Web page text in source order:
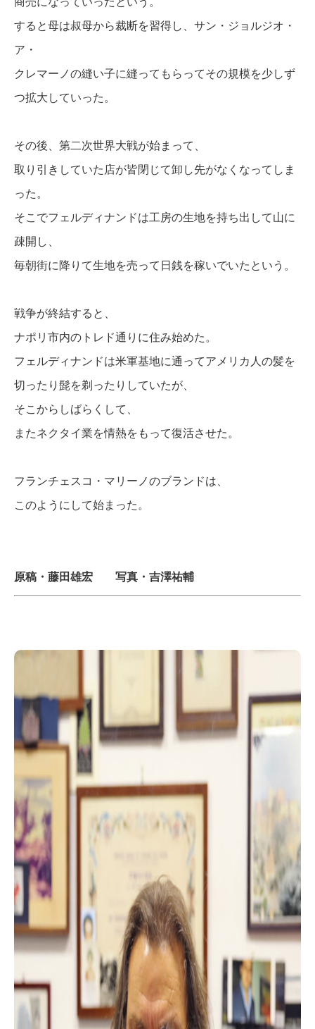
すると母は叔母から裁断を習得し、サン・ジョルジオ・
ア・
クレマーノの縫い子に縫ってもらってその規模を少しず
つ拡大していった。
その後、第二次世界大戦が始まって、
取り引きしていた店が皆閉じて卸し先がなくなってしま
った。
そこでフェルディナンドは工房の生地を持ち出して山に
疎開し、
毎朝街に降りて生地を売って日銭を稼いでいたという。
戦争が終結すると、
ナポリ市内のトレド通りに住み始めた。
フェルディナンドは米軍基地に通ってアメリカ人の髪を
切ったり髭を剃ったりしていたが、
そこからしばらくして、
またネクタイ業を情熱をもって復活させた。
フランチェスコ・マリーノのブランドは、
このようにして始まった。
原稿・藤田雄宏 写真・吉澤祐輔